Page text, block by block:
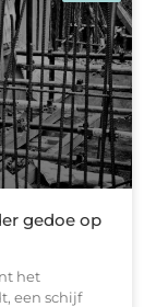
gedoe op
het
een schijf